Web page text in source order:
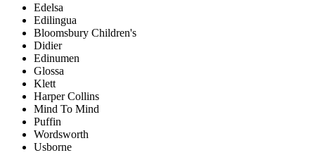
Edelsa
Edilingua
Bloomsbury Children's
Didier
Edinumen
Glossa
Klett
Harper Collins
Mind To Mind
Puffin
Wordsworth
Usborne